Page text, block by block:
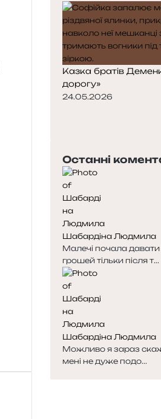
Казка братів
дорогу»
24.05.2026
Останні
Шабардіна Людмила
Малечі почала
грошей тільки після т...
Шабардіна Людмила
Можливо я зараз
мені не дуже подо...